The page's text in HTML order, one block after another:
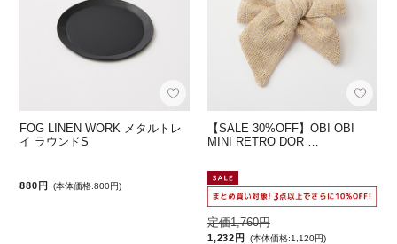
FOG LINEN WORK メタルトレ
イ ラウンドS
880円 (本体価格:800円)
【SALE 30%OFF】OBI OBI
MINI RETRO DOR …
定価1,760円
1,232円 (本体価格:1,120円)